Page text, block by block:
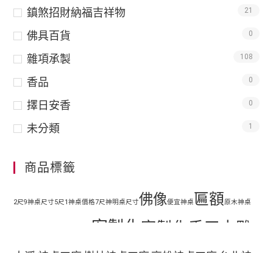
鎮煞招財納福吉祥物 21
佛具百貨 0
雜項承製 108
香品 0
擇日安香 0
未分類 1
商品標籤
2尺9神桌尺寸5尺1神桌價格7尺神明桌尺寸佛像便宜神桌匾額原木神桌
客製化 客製化手工木雕